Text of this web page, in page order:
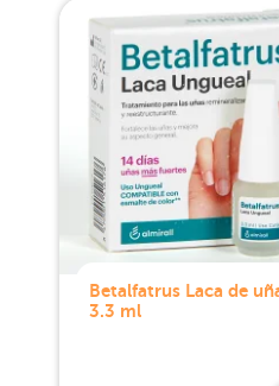
Betalfatrus Laca de
3.3 ml